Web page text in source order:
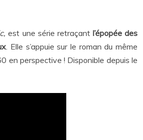
est une série retraçant l’épopée des
. Elle s’appuie sur le roman du même
en perspective ! Disponible depuis le